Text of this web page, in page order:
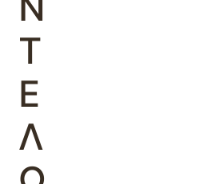
Τ
Ε
Λ